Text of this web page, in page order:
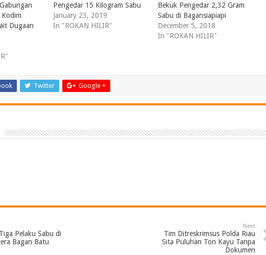
Dugaan
Pengedar 15 Kilogram Sabu
January 23, 2019
In "ROKAN HILIR"
Bekuk Pengedar 2,32 Gram
Sabu di Bagansiapiapi
December 5, 2018
In "ROKAN HILIR"
Twitter Google +
Pelaku Sabu di
Bagan Batu
Next
Tim Ditreskrimsus Polda Riau
Sita Puluhan Ton Kayu Tanpa
Dokumen